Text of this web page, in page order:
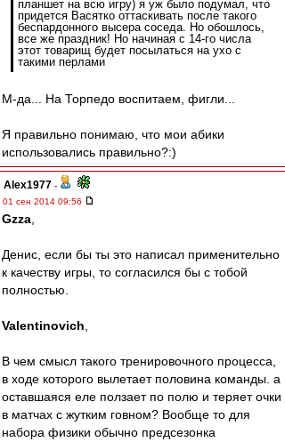
планшет на всю игру) я уж было подумал, что
придется Васятко оттаскивать после такого
беспардонного высера соседа. Но обошлось,
все же праздник! Но начиная с 14-го числа
этот товарищ будет посылаться на ухо с
такими перлами
М-да... На Торпедо воспитаем, фигли...
Я правильно понимаю, что мои абики
использовались правильно?:)
Alex1977 -
01 сен 2014 09:56
Gzza
Денис, если бы ты это написал применительно
к качеству игры, то согласился бы с тобой
полностью.
Valentinovich
В чем смысл такого тренировочного процесса,
в ходе которого вылетает половина команды. а
оставшаяся еле ползает по полю и теряет очки
в матчах с жутким говном? Вообще то для
набора физики обычно предсезонка